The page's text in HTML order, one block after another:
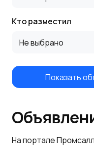
Кто разместил
Не выбрано
Показать
На портале